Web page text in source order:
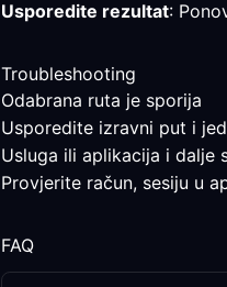
Usporedite rezultat:
Troubleshooting
Odabrana ruta je sporija
Usporedite izravni put i
Usluga ili aplikacija i dalje
Provjerite račun, sesiju u
FAQ